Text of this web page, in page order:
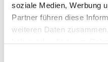
soziale Medien, Werbung
Partner führen diese
weiteren Daten
Freitag
09:00 -
Samstag
09:00 -